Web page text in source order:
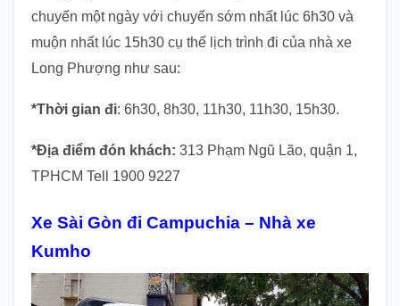
chuyến một ngày với chuyến sớm nhất lúc 6h30 và
muộn nhất lúc 15h30 cụ thể lịch trình đi của nhà xe
Long Phượng như sau:
*Thời gian đi: 6h30, 8h30, 11h30, 11h30, 15h30.
*Địa điểm đón khách: 313 Phạm Ngũ Lão, quận 1,
TPHCM Tell 1900 9227
Xe Sài Gòn đi Campuchia – Nhà xe
Kumho